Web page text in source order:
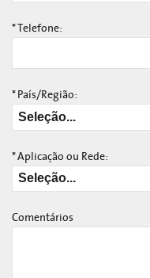
*Telefone:
*País/Região:
*Aplicação ou Rede:
Comentários